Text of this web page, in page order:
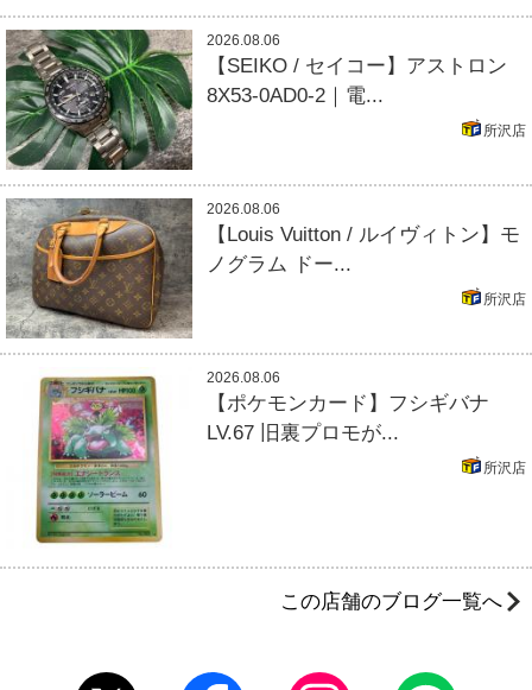
2026.08.06
【SEIKO / セイコー】アストロン
8X53-0AD0-2｜電...
所沢店
2026.08.06
【Louis Vuitton / ルイヴィトン】モ
ノグラム ドー...
所沢店
2026.08.06
【ポケモンカード】フシギバナ
LV.67 旧裏プロモが...
所沢店
この店舗のブログ一覧へ